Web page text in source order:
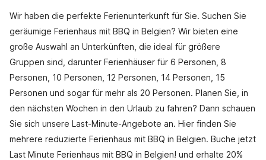
Wir haben die perfekte Ferienunterkunft für Sie. Suchen Sie
geräumige Ferienhaus mit BBQ in Belgien? Wir bieten eine
große Auswahl an Unterkünften, die ideal für größere
Gruppen sind, darunter Ferienhäuser für 6 Personen, 8
Personen, 10 Personen, 12 Personen, 14 Personen, 15
Personen und sogar für mehr als 20 Personen. Planen Sie, in
den nächsten Wochen in den Urlaub zu fahren? Dann schauen
Sie sich unsere Last-Minute-Angebote an. Hier finden Sie
mehrere reduzierte Ferienhaus mit BBQ in Belgien. Buche jetzt
Last Minute Ferienhaus mit BBQ in Belgien! und erhalte 20%